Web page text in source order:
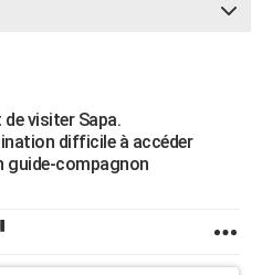
visiter Sapa.
difficile à accéder
guide-compagnon